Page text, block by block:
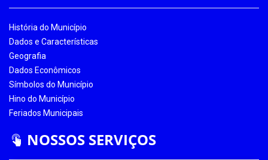
História do Município
Dados e Características
Geografia
Dados Econômicos
Símbolos do Município
Hino do Município
Feriados Municipais
NOSSOS SERVIÇOS